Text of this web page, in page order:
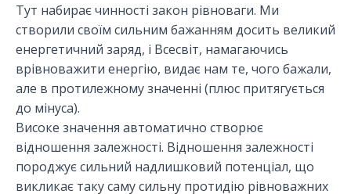
Тут набирає чинності закон рівноваги. Ми
створили своїм сильним бажанням досить великий
енергетичний заряд, і Всесвіт, намагаючись
врівноважити енергію, видає нам те, чого бажали,
але в протилежному значенні (плюс притягується
до мінуса).
Високе значення автоматично створює
відношення залежності. Відношення залежності
породжує сильний надлишковий потенціал, що
викликає таку саму сильну протидію рівноважних